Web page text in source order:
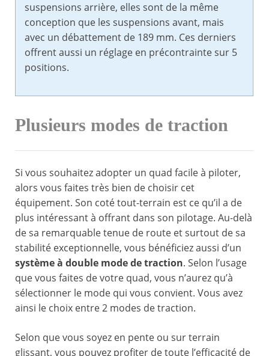
suspensions arrière, elles sont de la même
conception que les suspensions avant, mais
avec un débattement de 189 mm. Ces derniers
offrent aussi un réglage en précontrainte sur 5
positions.
Plusieurs modes de traction
Si vous souhaitez adopter un quad facile à piloter,
alors vous faites très bien de choisir cet
équipement. Son coté tout-terrain est ce qu’il a de
plus intéressant à offrant dans son pilotage. Au-delà
de sa remarquable tenue de route et surtout de sa
stabilité exceptionnelle, vous bénéficiez aussi d’un
système à double mode de traction. Selon l’usage
que vous faites de votre quad, vous n’aurez qu’à
sélectionner le mode qui vous convient. Vous avez
ainsi le choix entre 2 modes de traction.
Selon que vous soyez en pente ou sur terrain
glissant, vous pouvez profiter de toute l’efficacité de